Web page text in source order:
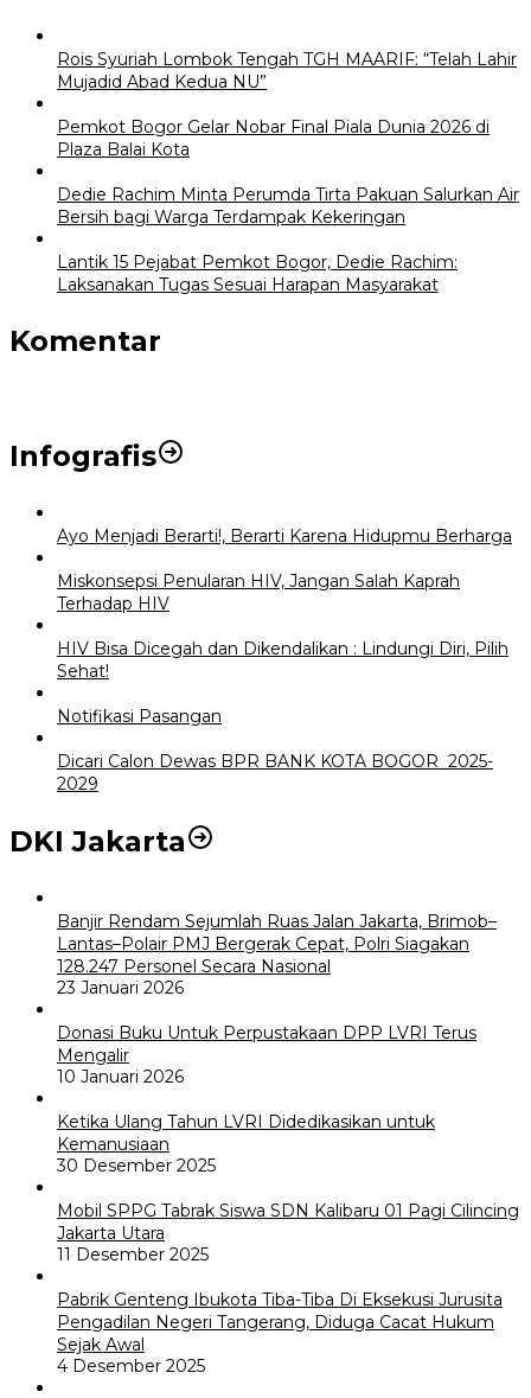
Rois Syuriah Lombok Tengah TGH MAARIF: “Telah Lahir
Mujadid Abad Kedua NU”
Pemkot Bogor Gelar Nobar Final Piala Dunia 2026 di
Plaza Balai Kota
Dedie Rachim Minta Perumda Tirta Pakuan Salurkan Air
Bersih bagi Warga Terdampak Kekeringan
Lantik 15 Pejabat Pemkot Bogor, Dedie Rachim:
Laksanakan Tugas Sesuai Harapan Masyarakat
Komentar
Infografis
Ayo Menjadi Berarti!, Berarti Karena Hidupmu Berharga
Miskonsepsi Penularan HIV, Jangan Salah Kaprah
Terhadap HIV
HIV Bisa Dicegah dan Dikendalikan : Lindungi Diri, Pilih
Sehat!
Notifikasi Pasangan
Dicari Calon Dewas BPR BANK KOTA BOGOR 2025-
2029
DKI Jakarta
Banjir Rendam Sejumlah Ruas Jalan Jakarta, Brimob–
Lantas–Polair PMJ Bergerak Cepat, Polri Siagakan
128.247 Personel Secara Nasional
23 Januari 2026
Donasi Buku Untuk Perpustakaan DPP LVRI Terus
Mengalir
10 Januari 2026
Ketika Ulang Tahun LVRI Didedikasikan untuk
Kemanusiaan
30 Desember 2025
Mobil SPPG Tabrak Siswa SDN Kalibaru 01 Pagi Cilincing
Jakarta Utara
11 Desember 2025
Pabrik Genteng Ibukota Tiba-Tiba Di Eksekusi Jurusita
Pengadilan Negeri Tangerang, Diduga Cacat Hukum
Sejak Awal
4 Desember 2025